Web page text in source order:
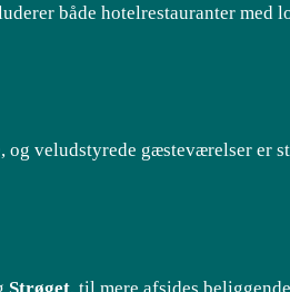
både hotelrestauranter med
veludstyrede gæsteværelser er